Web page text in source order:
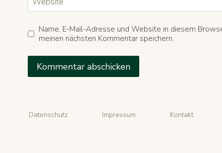
Name, E-Mail-Adresse und Website in diesem
meinen nächsten Kommentar speichern.
Datenschutz Impressum Kontakt